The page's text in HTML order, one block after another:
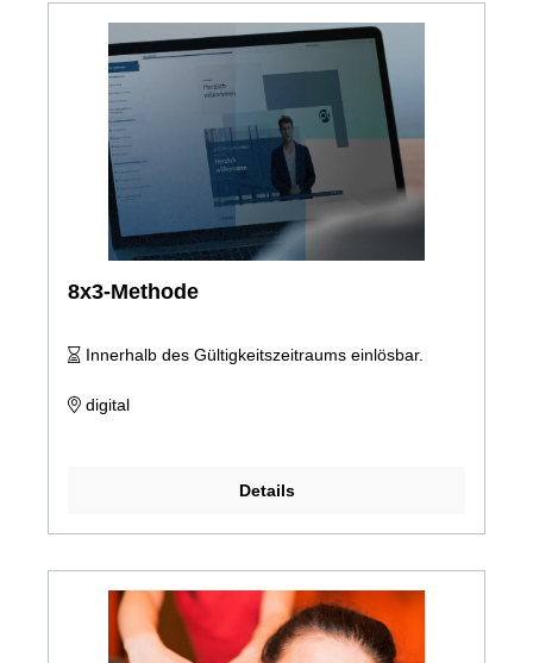
8x3-Methode
Innerhalb des Gültigkeitszeitraums einlösbar.
digital
Details